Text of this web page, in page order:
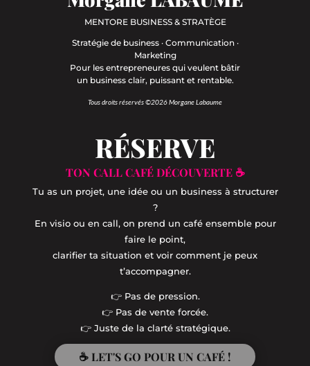
MENTORE BUSINESS & STRATÈGE
Stratégie de business · Communication ·
Marketing
Pour les entrepreneures qui veulent bâtir
un business clair, puissant et rentable.
Tous droits réservés ©2026 Morgane Labaume
RÉSERVE
TON CALL CAFÉ DÉCOUVERTE ☕
Tu as un projet, une idée ou un business à structurer
?
En visio ou en call, on prend un café ensemble pour
faire le point,
clarifier ta situation et voir comment je peux
t’accompagner.
👉 Pas de pression.
👉 Pas de vente forcée.
👉 Juste de la clarté stratégique.
☕ LET'S GO POUR UN CAFÉ !